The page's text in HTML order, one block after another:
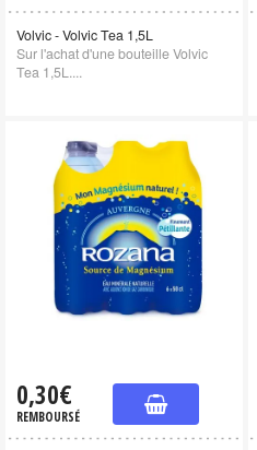
Volvic - Volvic Tea 1,5L
Sur l'achat d'une bouteille Volvic
Tea 1,5L....
0,30€
REMBOURSÉ